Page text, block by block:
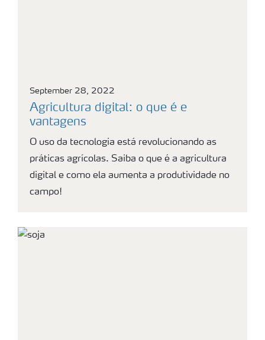
September 28, 2022
Agricultura digital: o que é e
vantagens
O uso da tecnologia está revolucionando as
práticas agrícolas. Saiba o que é a agricultura
digital e como ela aumenta a produtividade no
campo!